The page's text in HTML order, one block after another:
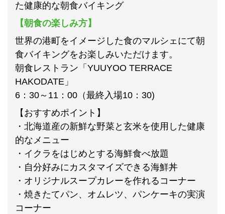
た健康的な朝食バイキング
【朝食の楽しみ方】
世界の港町をイメージした食のマルシェにて朝
食バイキングをお楽しみいただけます。
朝食レストラン「YUUYOO TERRACE
HAKODATE」
6：30～11：00（最終入場10：30)
【おすすめポイント】
・北海道産の新鮮な野菜と玄米を使用した健康
的なメニュー
・イクラをはじめとする海鮮食べ放題
・自分好みにカスタマイズできる海鮮丼
・オリジナルスープカレーを作れるコーナー
・焼きたてパン、オムレツ、パンケーキの実演
コーナー